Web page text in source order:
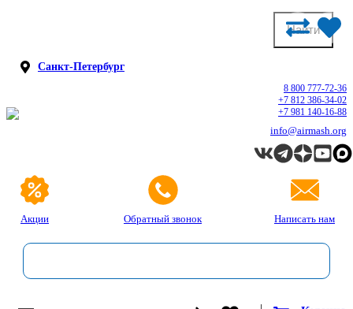
Санкт-Петербург
Акции Обратный звонок Написать нам
8 800 777-72-36
+7 812 386-34-02
+7 981 140-16-88
info@airmash.org